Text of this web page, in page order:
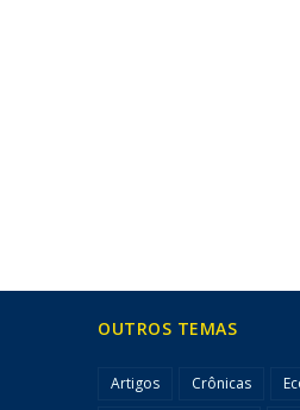
OUTROS TEMAS
Artigos Crônicas